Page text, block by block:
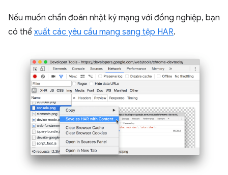
Nếu muốn chẩn đoán nhật ký mạng với đồng nghiệp, bạn
có thể xuất các yêu cầu mạng sang tệp HAR.